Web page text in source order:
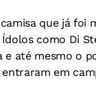
que já foi
como Di
e até mesmo o
em